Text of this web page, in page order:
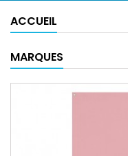
ACCUEIL
MARQUES